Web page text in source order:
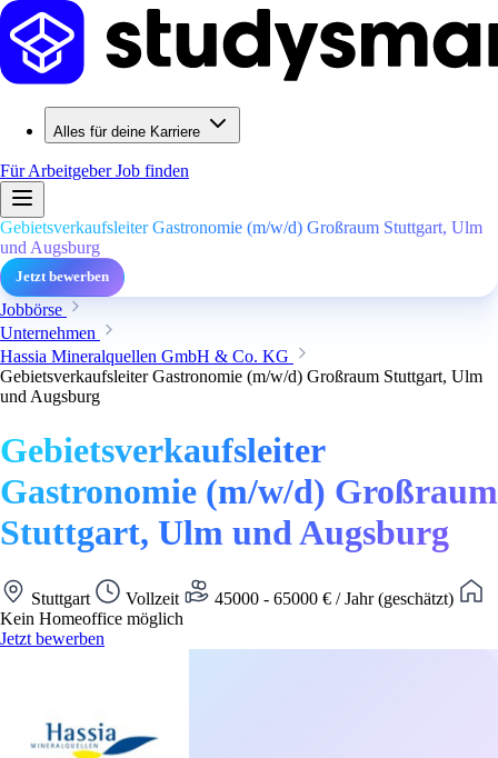
Alles für deine Karriere
Für ArbeitgeberJob finden
Gebietsverkaufsleiter Gastronomie (m/w/d) Großraum Stuttgart, Ulm
und Augsburg
Jetzt bewerben
Jobbörse
Unternehmen
Hassia Mineralquellen GmbH & Co. KG
Gebietsverkaufsleiter Gastronomie (m/w/d) Großraum Stuttgart, Ulm
und Augsburg
Gebietsverkaufsleiter
Gastronomie (m/w/d) Großraum
Stuttgart, Ulm und Augsburg
Stuttgart Vollzeit
45000 - 65000 € / Jahr (geschätzt)
Kein Homeoffice möglich
Jetzt bewerben